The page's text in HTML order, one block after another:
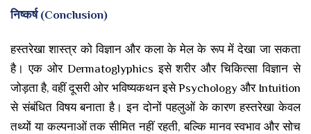
निष्कर्ष (Conclusion)
हस्तरेखा शास्त्र को विज्ञान और कला के मेल के रूप में देखा जा सकता
है। एक ओर Dermatoglyphics इसे शरीर और चिकित्सा विज्ञान से
जोड़ता है, वहीं दूसरी ओर भविष्यकथन इसे Psychology और Intuition
से संबंधित विषय बनाता है। इन दोनों पहलुओं के कारण हस्तरेखा केवल
तथ्यों या कल्पनाओं तक सीमित नहीं रहती, बल्कि मानव स्वभाव और सोच